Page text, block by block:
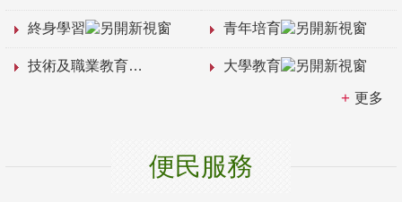
終身學習 青年培育
技術及職業教育 大學教育
更多
便民服務